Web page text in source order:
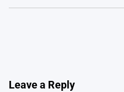
Leave a Reply